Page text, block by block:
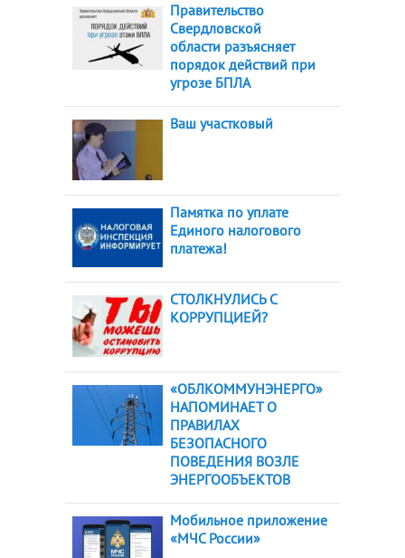
Правительство
Свердловской
области разъясняет
порядок действий при
угрозе БПЛА
Ваш участковый
Памятка по уплате
Единого налогового
платежа!
СТОЛКНУЛИСЬ С
КОРРУПЦИЕЙ?
«ОБЛКОММУНЭНЕРГО»
НАПОМИНАЕТ О
ПРАВИЛАХ
БЕЗОПАСНОГО
ПОВЕДЕНИЯ ВОЗЛЕ
ЭНЕРГООБЪЕКТОВ
Мобильное приложение
«МЧС России»